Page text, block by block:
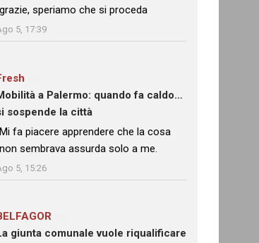
: “
grazie, speriamo che si proceda
5, 17:39
a Palermo: quando fa caldo…
sospende la città
: “
Mi fa piacere apprendere che la cosa
non sembrava assurda solo a me.
5, 15:26
giunta comunale vuole riqualificare